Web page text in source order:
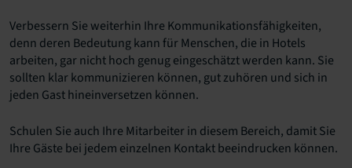
Verbessern Sie weiterhin Ihre Kommunikationsfähigkeiten,
denn deren Bedeutung kann für Menschen, die in Hotels
arbeiten, gar nicht hoch genug eingeschätzt werden kann. Sie
sollten klar kommunizieren können, gut zuhören und sich in
jeden Gast hineinversetzen können.
Schulen Sie auch Ihre Mitarbeiter in diesem Bereich, damit Sie
Ihre Gäste bei jedem einzelnen Kontakt beeindrucken können.